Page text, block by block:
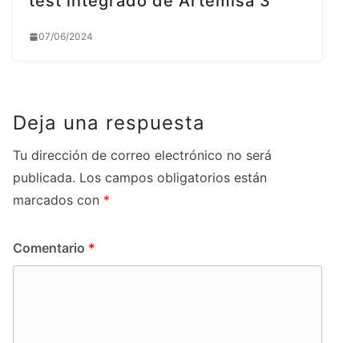
07/06/2024
Deja una respuesta
Tu dirección de correo electrónico no será
publicada. Los campos obligatorios están
marcados con *
Comentario *